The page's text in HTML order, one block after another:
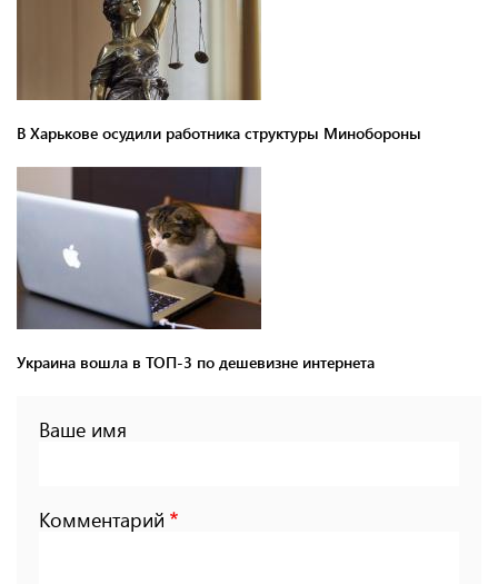
В Харькове осудили работника структуры Минобороны
Украина вошла в ТОП-3 по дешевизне интернета
Ваше имя
Комментарий